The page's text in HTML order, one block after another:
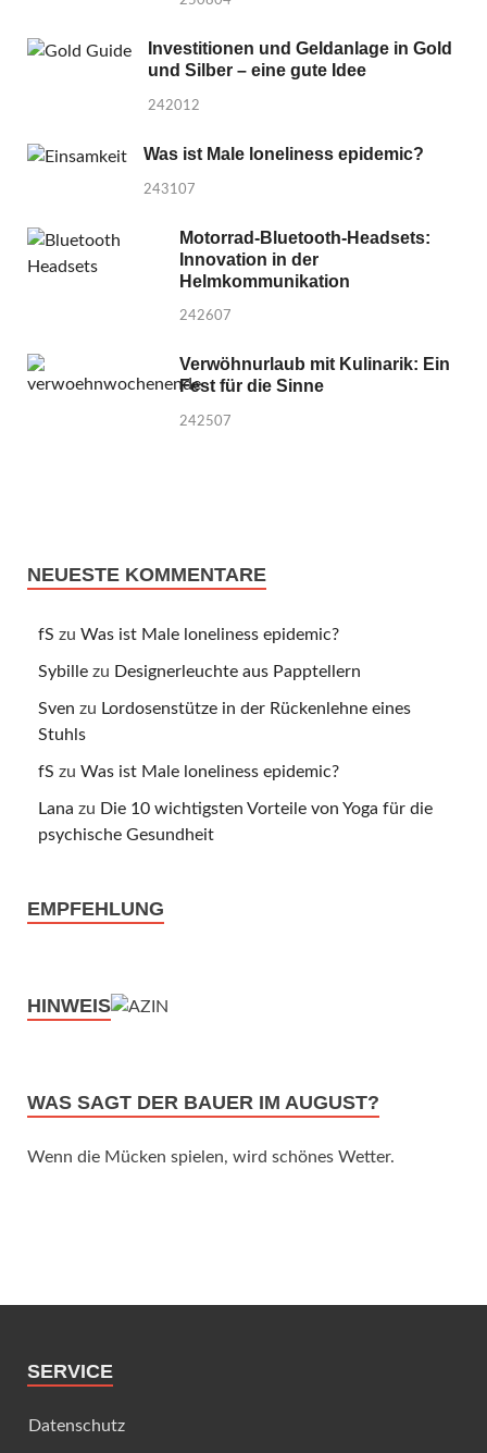
Investitionen und Geldanlage in Gold
und Silber – eine gute Idee
242012
Was ist Male loneliness epidemic?
243107
Motorrad-Bluetooth-Headsets:
Innovation in der
Helmkommunikation
242607
Verwöhnurlaub mit Kulinarik: Ein
Fest für die Sinne
242507
NEUESTE KOMMENTARE
fS zu Was ist Male loneliness epidemic?
Sybille zu Designerleuchte aus Papptellern
Sven zu Lordosenstütze in der Rückenlehne eines
Stuhls
fS zu Was ist Male loneliness epidemic?
Lana zu Die 10 wichtigsten Vorteile von Yoga für die
psychische Gesundheit
EMPFEHLUNG
HINWEIS
WAS SAGT DER BAUER IM AUGUST?
Wenn die Mücken spielen, wird schönes Wetter.
SERVICE
Datenschutz